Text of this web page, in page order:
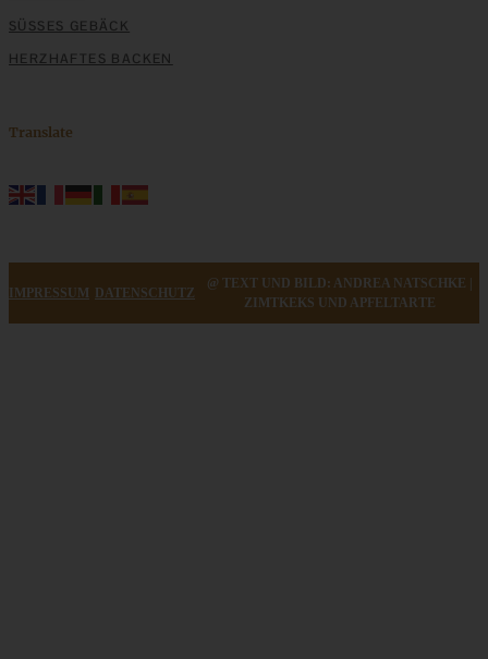
SÜSSES GEBÄCK
HERZHAFTES BACKEN
Translate
IMPRESSUM DATENSCHUTZ
@ TEXT UND BILD: ANDREA NATSCHKE |
ZIMTKEKS UND APFELTARTE